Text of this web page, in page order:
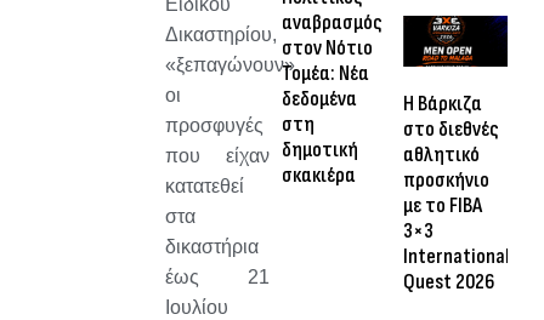
Ειδικού
Δικαστηρίου,
«ξεπαγώνουν»
οι
προσφυγές
που είχαν
κατατεθεί
στα
δικαστήρια
έως 21
Ιουλίου
αναβρασμός
στον Νότιο
Τομέα: Νέα
δεδομένα
στη
δημοτική
σκακιέρα
Η Βάρκιζα
στο διεθνές
αθλητικό
προσκήνιο
με το FIBA
3×3
International
Quest 2026